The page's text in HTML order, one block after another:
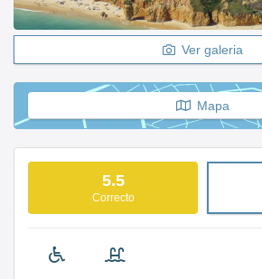
Ver galeria
Mapa
5.5
Correcto